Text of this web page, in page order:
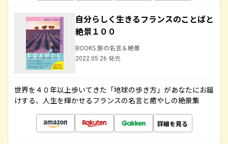
自分らしく生きるフランスのことばと
絶景１００
BOOKS 旅の名言＆絶景
2022.05.26 発売
世界を４０年以上歩いてきた「地球の歩き方」があなたにお届
けする、人生を輝かせるフランスの名言と癒やしの絶景集
詳細を見る